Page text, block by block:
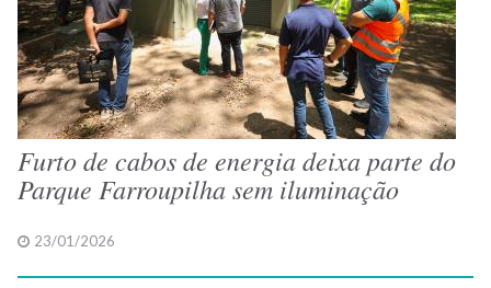
Furto de cabos de energia deixa parte do
Parque Farroupilha sem iluminação
23/01/2026